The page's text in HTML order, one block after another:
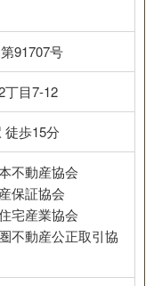
91707号
目7‐12
徒歩15分
不動産協会
保証協会
宅産業協会
不動産公正取引協